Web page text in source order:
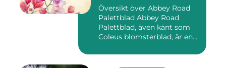
Översikt över Abbey Road
Palettblad Abbey Road
Palettblad, även känt som
Coleus blomsterblad, är en...